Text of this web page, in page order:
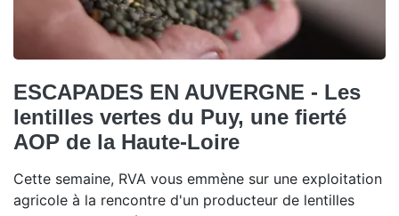
ESCAPADES EN AUVERGNE - Les
lentilles vertes du Puy, une fierté
AOP de la Haute-Loire
Cette semaine, RVA vous emmène sur une exploitation
agricole à la rencontre d'un producteur de lentilles